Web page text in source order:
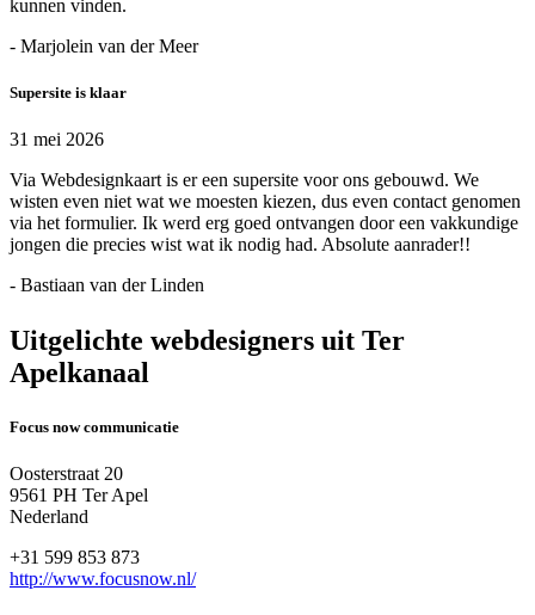
kunnen vinden.
- Marjolein van der Meer
Supersite is klaar
31 mei 2026
Via Webdesignkaart is er een supersite voor ons gebouwd. We
wisten even niet wat we moesten kiezen, dus even contact genomen
via het formulier. Ik werd erg goed ontvangen door een vakkundige
jongen die precies wist wat ik nodig had. Absolute aanrader!!
- Bastiaan van der Linden
Uitgelichte webdesigners uit Ter
Apelkanaal
Focus now communicatie
Oosterstraat 20
9561 PH Ter Apel
Nederland
+31 599 853 873
http://www.focusnow.nl/